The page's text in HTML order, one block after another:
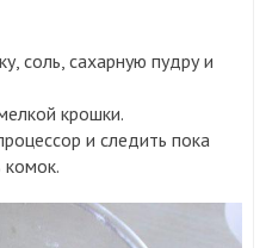
соль, сахарную пудру и
крошки.
и следить пока
комок.